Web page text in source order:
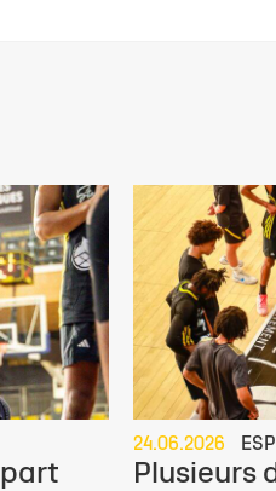
24.06.2026
Plusieurs